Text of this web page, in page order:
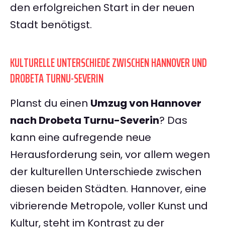
den erfolgreichen Start in der neuen
Stadt benötigst.
KULTURELLE UNTERSCHIEDE ZWISCHEN HANNOVER UND
DROBETA TURNU-SEVERIN
Planst du einen Umzug von Hannover
nach Drobeta Turnu-Severin? Das
kann eine aufregende neue
Herausforderung sein, vor allem wegen
der kulturellen Unterschiede zwischen
diesen beiden Städten. Hannover, eine
vibrierende Metropole, voller Kunst und
Kultur, steht im Kontrast zu der